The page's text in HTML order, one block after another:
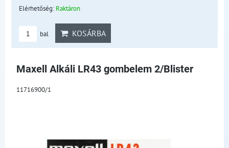
Elérhetőség: Raktáron
bal KOSÁRBA
Maxell Alkáli LR43 gombelem 2/Blister
11716900/1